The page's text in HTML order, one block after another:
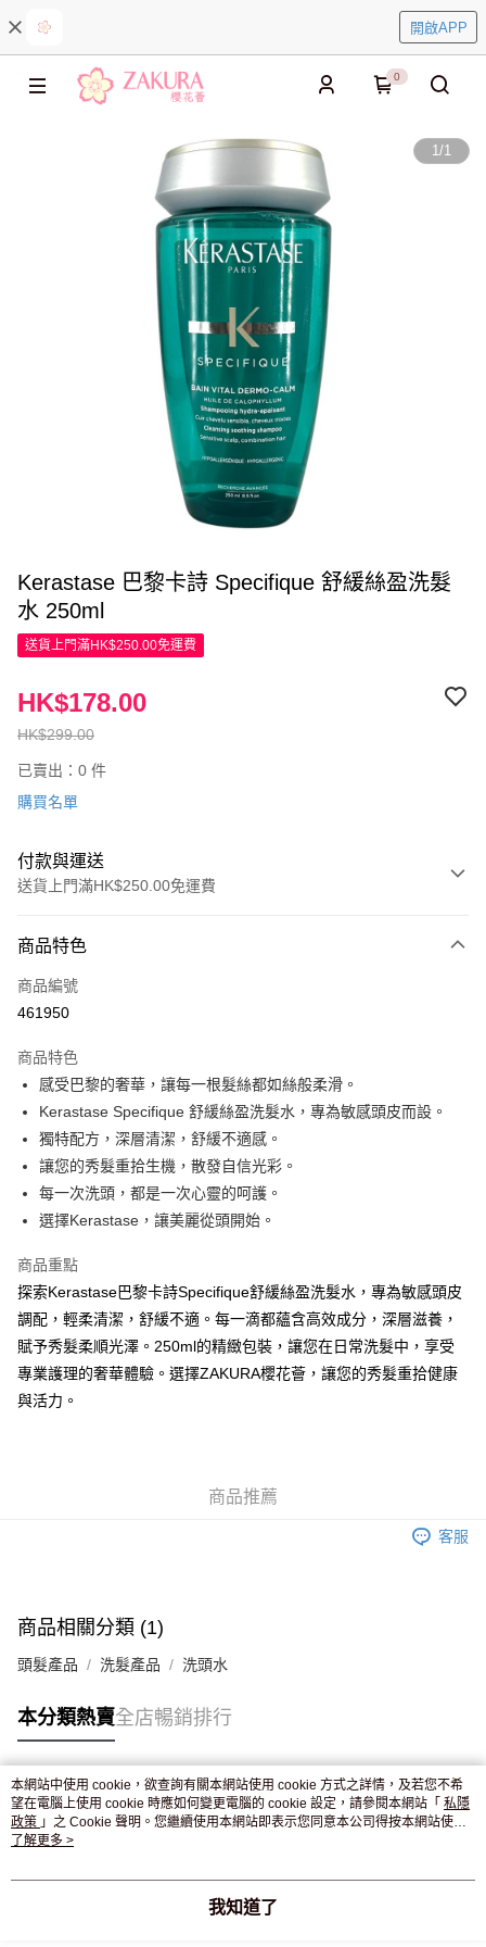
開啟APP
0
1/1
Kerastase 巴黎卡詩 Specifique 舒緩絲盈洗髮
水 250ml
送貨上門滿HK$250.00免運費
HK$299.00
HK$178.00
已賣出：0 件
購買名單
付款與運送
送貨上門滿HK$250.00免運費
信用卡
Apple Pay
WeChat Pay
送貨方式
JD京東物流，訂單確認發貨後2-4個工作天送達
滿 HK$250.00 或以上免運費
商品特色
商品編號
461950
商品特色
感受巴黎的奢華，讓每一根髮絲都如絲般柔滑。
Kerastase Specifique 舒緩絲盈洗髮水，專為敏感頭皮而設。
獨特配方，深層清潔，舒緩不適感。
讓您的秀髮重拾生機，散發自信光彩。
每一次洗頭，都是一次心靈的呵護。
選擇Kerastase，讓美麗從頭開始。
商品重點
探索Kerastase巴黎卡詩Specifique舒緩絲盈洗髮水，專為敏感頭皮
調配，輕柔清潔，舒緩不適。每一滴都蘊含高效成分，深層滋養，
賦予秀髮柔順光澤。250ml的精緻包裝，讓您在日常洗髮中，享受
專業護理的奢華體驗。選擇ZAKURA櫻花薈，讓您的秀髮重拾健康
與活力。
商品推薦
客服
商品相關分類 (1)
頭髮產品 洗髮產品 洗頭水
本分類熱賣全店暢銷排行
熱門標籤
熱銷排行
本網站中使用 cookie，欲查詢有關本網站使用 cookie 方式之詳情，及若您不希
望在電腦上使用 cookie 時應如何變更電腦的 cookie 設定，請參閱本網站「 私隱
政策 」之 Cookie 聲明。您繼續使用本網站即表示您同意本公司得按本網站使用
條款之 Cookie 聲明使用 cookie。
了解更多 >
我知道了